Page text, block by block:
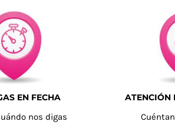
EN FECHA
nos digas
ATENCIÓN